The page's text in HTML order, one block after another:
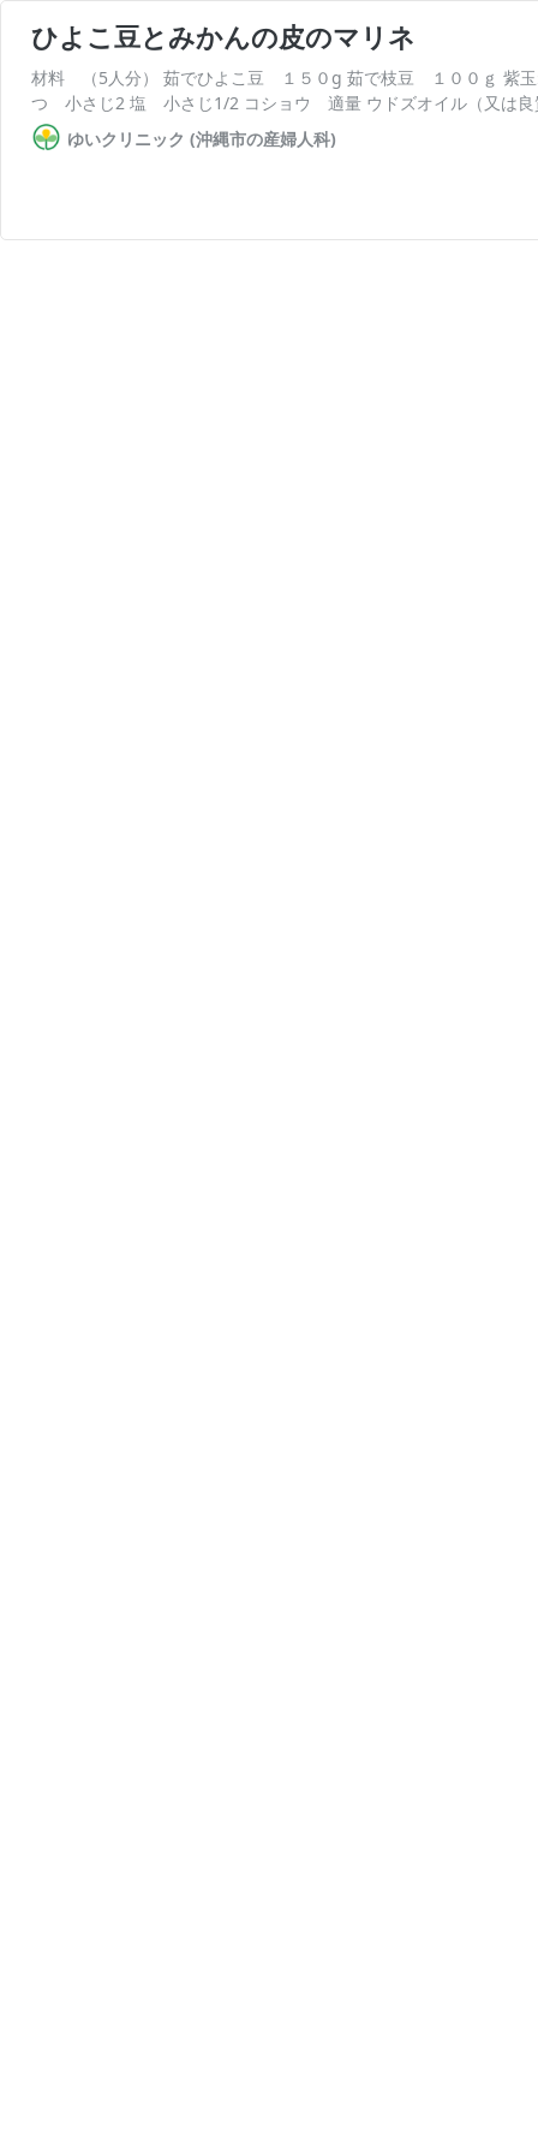
ひよこ豆とみかんの皮のマリネ
材料 （5人分） 茹でひよこ豆 １５０g 茹で枝豆 １００ｇ 紫
つ 小さじ2 塩 小さじ1/2 コショウ 適量 ウドズオイル（又は
ゆいクリニック (沖縄市の産婦人科)